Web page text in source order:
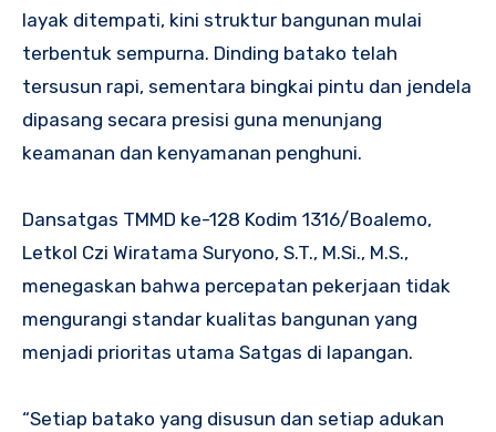
layak ditempati, kini struktur bangunan mulai
terbentuk sempurna. Dinding batako telah
tersusun rapi, sementara bingkai pintu dan jendela
dipasang secara presisi guna menunjang
keamanan dan kenyamanan penghuni.
Dansatgas TMMD ke-128 Kodim 1316/Boalemo,
Letkol Czi Wiratama Suryono, S.T., M.Si., M.S.,
menegaskan bahwa percepatan pekerjaan tidak
mengurangi standar kualitas bangunan yang
menjadi prioritas utama Satgas di lapangan.
“Setiap batako yang disusun dan setiap adukan